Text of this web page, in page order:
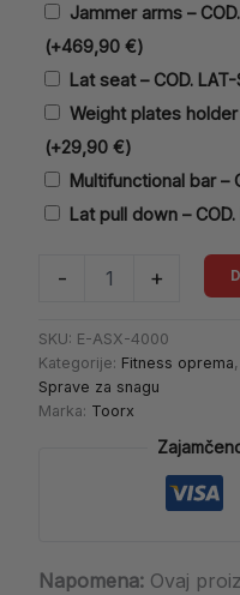
Jammer arms –
(+469,90 €)
Lat seat – COD.
Weight plates holder
(+29,90 €)
Multifunctional bar –
Lat pull down –
- +
SKU: E-ASX-4000
Kategorije: Fitness oprema,
Sprave za snagu
Marka: Toorx
Napomena: Ovaj